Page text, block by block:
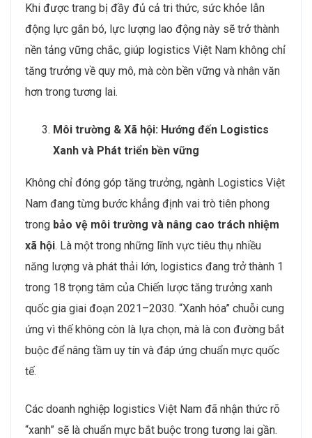
Khi được trang bị đầy đủ cả tri thức, sức khỏe lẫn
động lực gắn bó, lực lượng lao động này sẽ trở thành
nền tảng vững chắc, giúp logistics Việt Nam không chỉ
tăng trưởng về quy mô, mà còn bền vững và nhân văn
hơn trong tương lai.
Môi trường & Xã hội: Hướng đến Logistics
Xanh và Phát triển bền vững
Không chỉ đóng góp tăng trưởng, ngành Logistics Việt
Nam đang từng bước khẳng định vai trò tiên phong
trong bảo vệ môi trường và nâng cao trách nhiệm
xã hội. Là một trong những lĩnh vực tiêu thụ nhiều
năng lượng và phát thải lớn, logistics đang trở thành 1
trong 18 trọng tâm của Chiến lược tăng trưởng xanh
quốc gia giai đoạn 2021–2030. “Xanh hóa” chuỗi cung
ứng vì thế không còn là lựa chọn, mà là con đường bắt
buộc để nâng tầm uy tín và đáp ứng chuẩn mực quốc
tế.
Các doanh nghiệp logistics Việt Nam đã nhận thức rõ
“xanh” sẽ là chuẩn mực bắt buộc trong tương lai gần.